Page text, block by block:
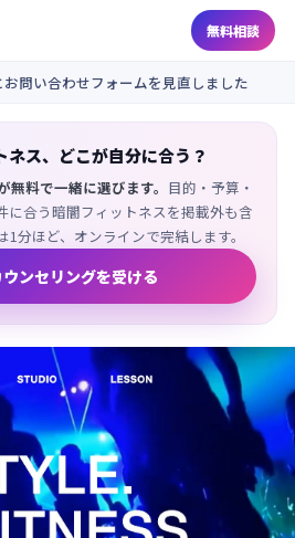
無料相談
問い合わせフォームを見直しました
ネス、どこが自分に合う？
料で一緒に選びます。 目的・予算・
に合う暗闇フィットネスを掲載外も含
分ほど、オンラインで完結します。
ンセリングを受ける